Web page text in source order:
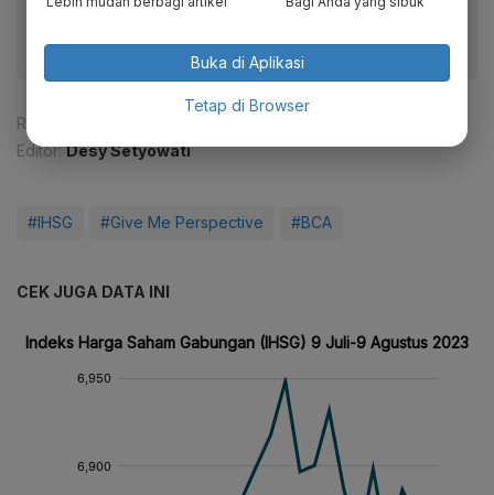
Reporter:
Editor: Desy Setyowati
#IHSG #Give Me Perspective #BCA
CEK JUGA DATA INI
Buka di Aplikasi
Tetap di Browser